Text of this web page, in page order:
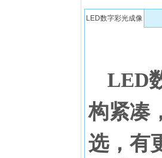
LED数字彩光成像
LED
构紧凑
选，有